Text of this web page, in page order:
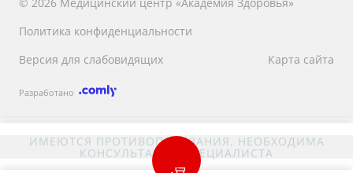
© 2026 Медицинский центр «Академия Здоровья»
Политика конфиденциальности
Версия для слабовидящих
Карта сайта
Разработано
ИМЕЮТСЯ ПРОТИВОПОКАЗАНИЯ. НЕОБХОДИМА
КОНСУЛЬТАЦИЯ СПЕЦИАЛИСТА